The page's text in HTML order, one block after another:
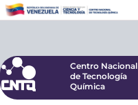
al
Centro Nacional
de Tecnología
Centro Nacional
de Tecnología
Química